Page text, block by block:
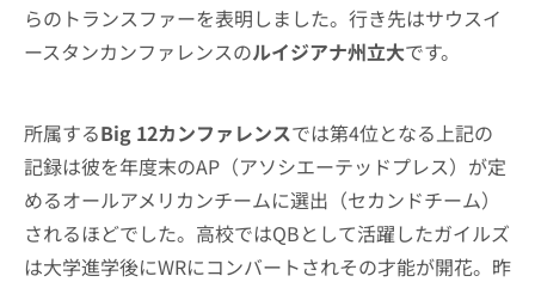
らのトランスファーを表明しました。行き先はサウスイ
ースタンカンファレンスのルイジアナ州立大です。
所属するBig 12カンファレンスでは第4位となる上記の
記録は彼を年度末のAP（アソシエーテッドプレス）が定
めるオールアメリカンチームに選出（セカンドチーム）
されるほどでした。高校ではQBとして活躍したガイルズ
は大学進学後にWRにコンバートされその才能が開花。昨